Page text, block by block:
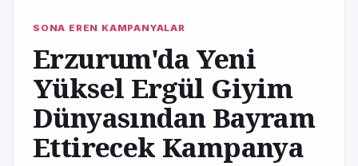
SONA EREN KAMPANYALAR
Erzurum'da Yeni
Yüksel Ergül Giyim
Dünyasından Bayram
Ettirecek Kampanya